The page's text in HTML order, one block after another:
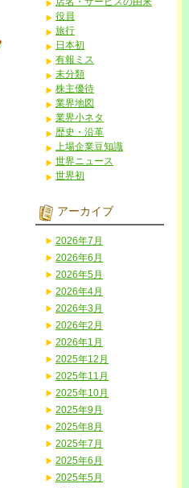
役員
旅行
日本初
有報ミス
未分類
株主優待
業界地図
業界小ネタ
歴史・沿革
上場企業豆知識
世界ニュース
世界初
アーカイブ
2026年7月
2026年6月
2026年5月
2026年4月
2026年3月
2026年2月
2026年1月
2025年12月
2025年11月
2025年10月
2025年9月
2025年8月
2025年7月
2025年6月
2025年5月